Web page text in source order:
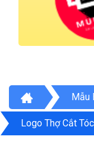
Mẫu
Logo Thợ Cắt Tóc